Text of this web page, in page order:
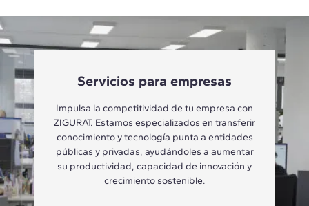
Servicios para empresas
Impulsa la competitividad de tu empresa con
ZIGURAT. Estamos especializados en transferir
conocimiento y tecnología punta a entidades
públicas y privadas, ayudándoles a aumentar
su productividad, capacidad de innovación y
crecimiento sostenible.